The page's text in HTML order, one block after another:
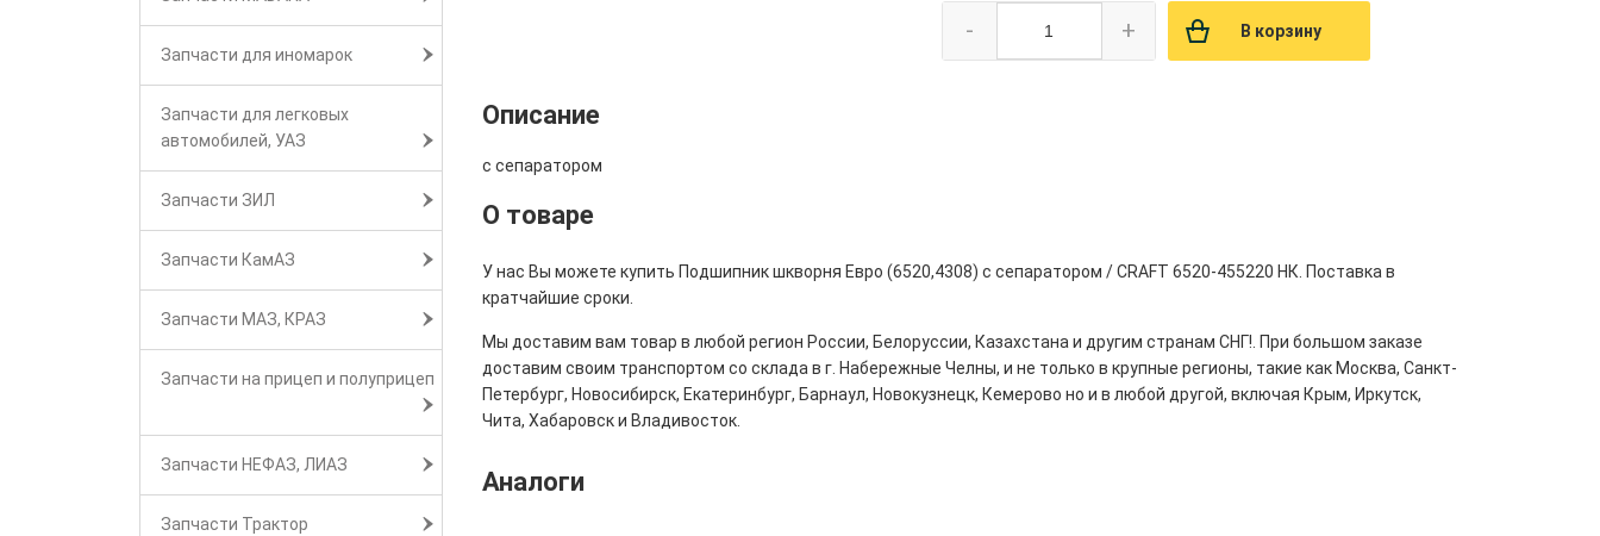
Запчасти для иномарок
Запчасти для легковых
автомобилей, УАЗ
Запчасти ЗИЛ
Запчасти КамАЗ
Запчасти МАЗ, КРАЗ
Запчасти на прицеп и полуприцеп
Запчасти НЕФАЗ, ЛИАЗ
Запчасти Трактор
- + В корзину
Описание
с сепаратором
О товаре
У нас Вы можете купить Подшипник шкворня Евро (6520,4308) с сепаратором / CRAFT 6520-455220 НК. Поставка в
кратчайшие сроки.
Мы доставим вам товар в любой регион России, Белоруссии, Казахстана и другим странам СНГ!. При большом заказе
доставим своим транспортом со склада в г. Набережные Челны, и не только в крупные регионы, такие как Москва, Санкт-
Петербург, Новосибирск, Екатеринбург, Барнаул, Новокузнецк, Кемерово но и в любой другой, включая Крым, Иркутск,
Чита, Хабаровск и Владивосток.
Аналоги